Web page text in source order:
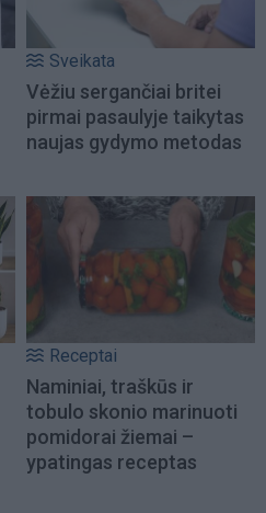
Sveikata
Vėžiu sergančiai britei
pirmai pasaulyje taikytas
naujas gydymo metodas
Receptai
Naminiai, traškūs ir
tobulo skonio marinuoti
pomidorai žiemai –
ypatingas receptas